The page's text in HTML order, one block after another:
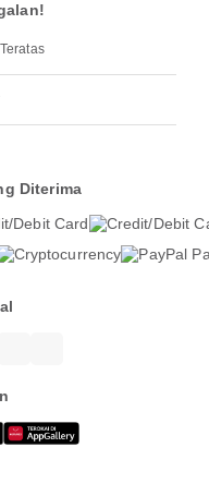
Diterima